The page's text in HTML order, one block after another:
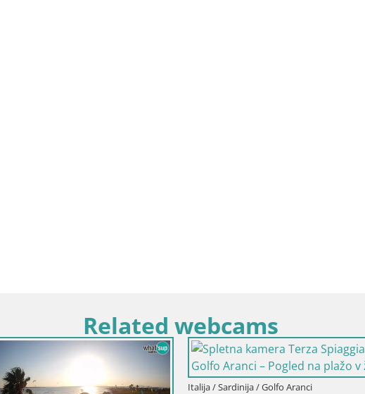
Related webcams
Italija / Sardinija / Golfo Aranci